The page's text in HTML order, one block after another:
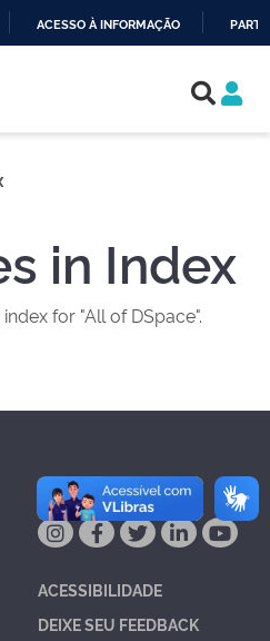
ACESSO À INFORMAÇÃO
in Index
for "All of DSpace".
NAS REDES
ACESSIBILIDADE
DEIXE SEU FEEDBACK